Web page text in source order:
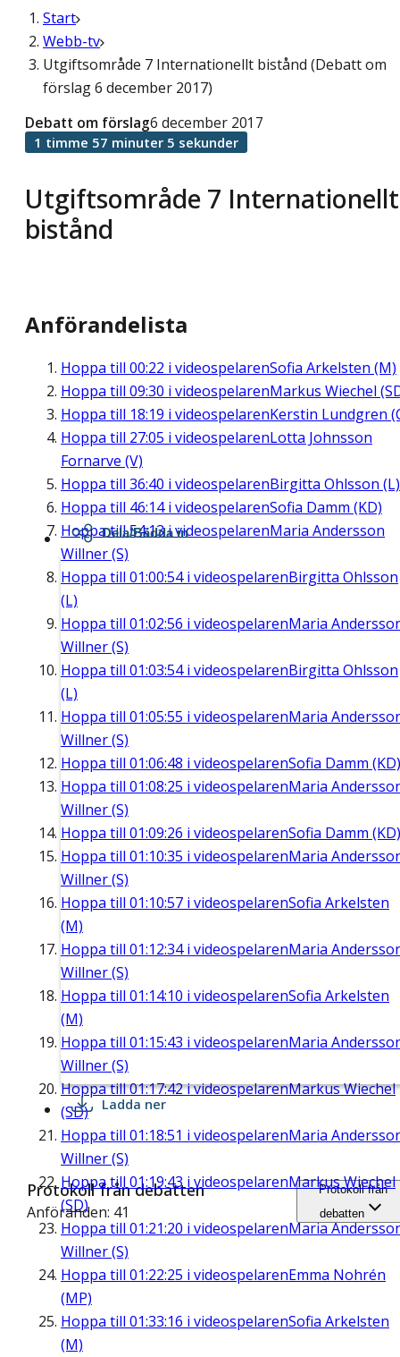
Start
Webb-tv
Utgiftsområde 7 Internationellt bistånd (Debatt om
förslag 6 december 2017)
Utgiftsområde 7 Internationellt
bistånd
Debatt om förslag6 december 2017
1 timme 57 minuter 5 sekunder
Anförandelista
Hoppa till 00:22 i videospelarenSofia Arkelsten (M)
Hoppa till 09:30 i videospelarenMarkus Wiechel
Hoppa till 18:19 i videospelarenKerstin Lundgren
Hoppa till 27:05 i videospelarenLotta Johnsson
Fornarve (V)
Hoppa till 36:40 i videospelarenBirgitta Ohlsson (L)
Hoppa till 46:14i videospelarenSofia Damm (KD)
Hoppa till54:13i videospelarenMaria Andersson
Willner (S)
Hoppa till 01:00:54i videospelarenBirgitta Ohlsson
(L)
Hoppa till 01:02:56 i videospelarenMaria
Willner (S)
Hoppa till 01:03:54i videospelarenBirgitta Ohlsson
(L)
Hoppa till 01:05:55 i videospelarenMaria
Willner (S)
Hoppa till 01:06:48 i videospelarenSofia Damm (KD)
Hoppa till 01:08:25 i videospelarenMaria
Willner (S)
Hoppa till 01:09:26 i videospelarenSofia Damm (KD)
Hoppa till 01:10:35 i videospelarenMaria
Willner (S)
Hoppa till 01:10:57 i videospelarenSofia Arkelsten
(M)
Hoppa till 01:12:34i videospelarenMaria
Willner (S)
Hoppa till 01:14:10 i videospelarenSofia Arkelsten
(M)
Hoppa till 01:15:43 i videospelarenMaria
Willner (S)
Hoppa till01:17:42i videospelarenMarkus Wiechel
(SD)
Hoppa till 01:18:51 i videospelarenMaria
Willner (S)
Hoppa till 01:19:43 i videospelarenMarkus Wiechel
(SD)
Hoppa till 01:21:20 i videospelarenMaria
Willner (S)
Hoppa till 01:22:25 i videospelarenEmma Nohrén
(MP)
Hoppa till 01:33:16 i videospelarenSofia Arkelsten
(M)
Dela/Bädda in
Ladda ner
Protokoll från debatten
Anföranden: 41
Protokoll från
debatten